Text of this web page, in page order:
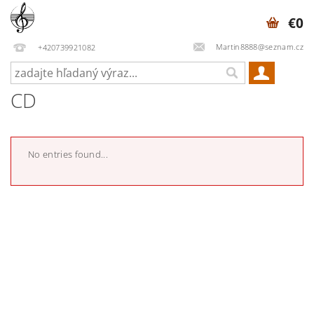
+420739921082 Martin8888@seznam.cz
€0
CD
No entries found...